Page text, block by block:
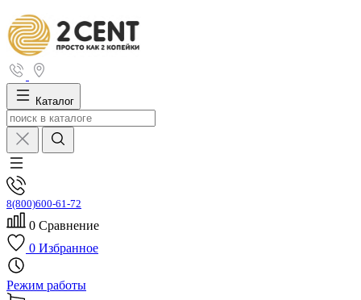
Каталог
8(800)600-61-72
0 Сравнение
0 Избранное
Режим работы